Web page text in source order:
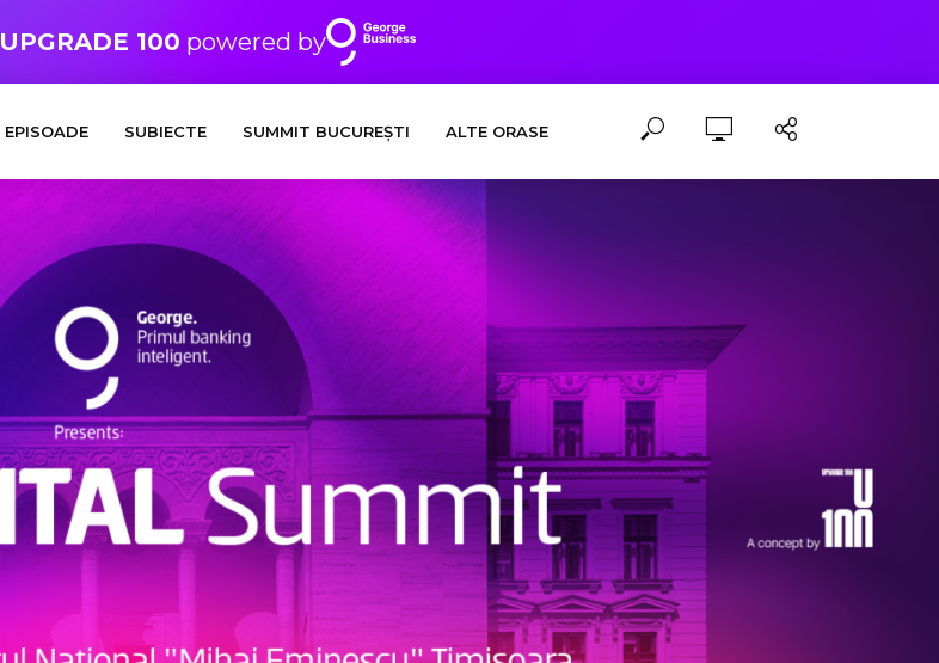
UPGRADE 100 powered by
EPISOADE SUBIECTE SUMMIT BUCUREȘTI ALTE ORASE